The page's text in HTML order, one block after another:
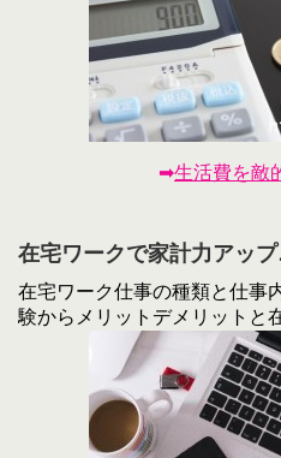
➡生活費を敵
在宅ワークで家計力アップ
在宅ワーク仕事の種類と仕事
験からメリットデメリットと